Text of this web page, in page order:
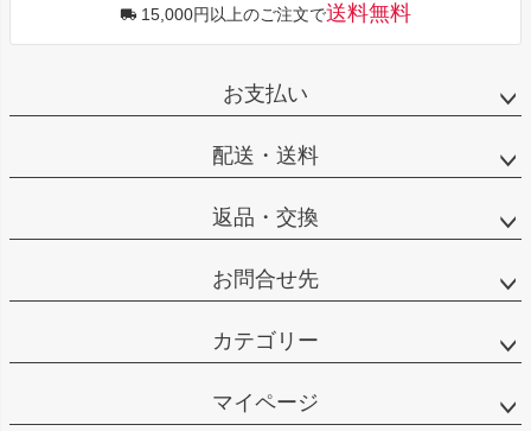
15,000円以上のご注文で送料無料
お支払い
配送・送料
返品・交換
お問合せ先
カテゴリー
マイページ